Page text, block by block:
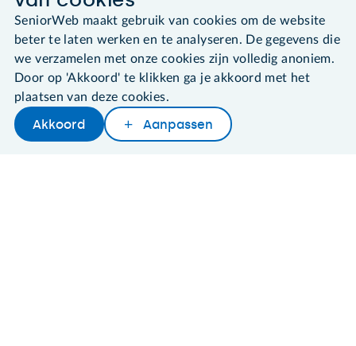
Later lezenDelenWoordenboek
©2026 SeniorWeb
Algemene voorwaarden
Cookies en cookie-instellingen
Disclaimer
Privacybeleid
About SeniorWeb
SeniorWeb maakt gebruik van cookies om de website
beter te laten werken en te analyseren. De gegevens die
we verzamelen met onze cookies zijn volledig anoniem.
Door op 'Akkoord' te klikken ga je akkoord met het
plaatsen van deze cookies.
Akkoord Aanpassen